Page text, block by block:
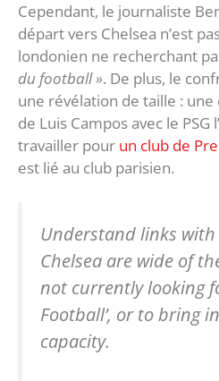
Cependant, le journaliste
départ vers Chelsea n’est
londonien ne recherchant
du football ». De plus, le
une révélation de taille :
de Luis Campos avec le PSG
travailler pour un club de
est lié au club parisien.
Understand links
Chelsea are wide of
not currently looking
Football’, or to bring
capacity.